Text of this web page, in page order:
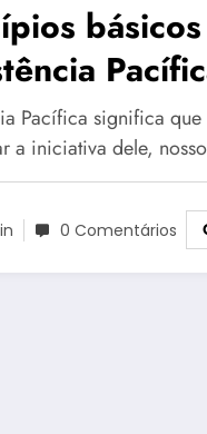
Pacífica significa
a iniciativa dele,
0 Comentários